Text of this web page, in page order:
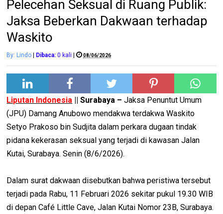
Pelecehan Seksual di Ruang Publik:
Jaksa Beberkan Dakwaan terhadap
Waskito
By: Lindo Dibaca: 0 kali | 08/06/2026
Liputan Indonesia || Surabaya – Jaksa Penuntut Umum
(JPU) Damang Anubowo mendakwa terdakwa Waskito
Setyo Prakoso bin Sudjita dalam perkara dugaan tindak
pidana kekerasan seksual yang terjadi di kawasan Jalan
Kutai, Surabaya. Senin (8/6/2026).
Dalam surat dakwaan disebutkan bahwa peristiwa tersebut
terjadi pada Rabu, 11 Februari 2026 sekitar pukul 19.30 WIB
di depan Café Little Cave, Jalan Kutai Nomor 23B, Surabaya.